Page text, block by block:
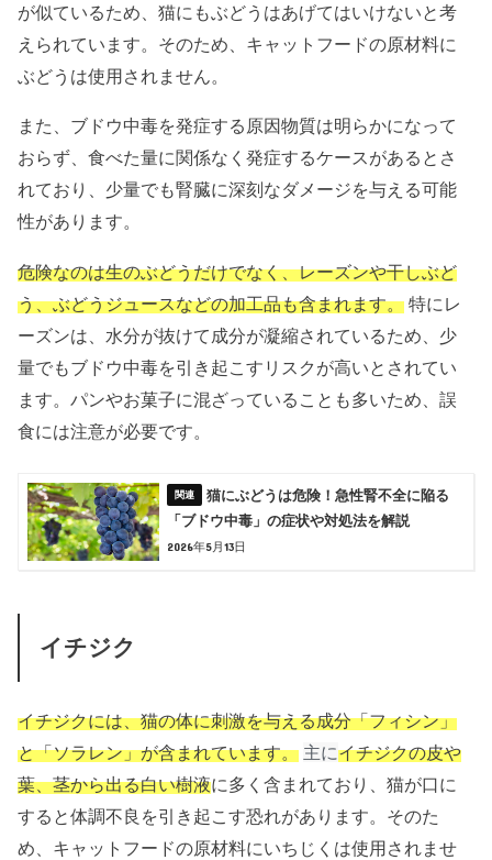
が似ているため、猫にもぶどうはあげてはいけないと考
えられています。そのため、キャットフードの原材料に
ぶどうは使用されません。
また、ブドウ中毒を発症する原因物質は明らかになって
おらず、食べた量に関係なく発症するケースがあるとさ
れており、少量でも腎臓に深刻なダメージを与える可能
性があります。
危険なのは生のぶどうだけでなく、レーズンや干しぶど
う、ぶどうジュースなどの加工品も含まれます。 特にレ
ーズンは、水分が抜けて成分が凝縮されているため、少
量でもブドウ中毒を引き起こすリスクが高いとされてい
ます。パンやお菓子に混ざっていることも多いため、誤
食には注意が必要です。
猫にぶどうは危険！急性腎不全に陥る
「ブドウ中毒」の症状や対処法を解説
2026年5月13日
イチジク
イチジクには、猫の体に刺激を与える成分「フィシン」
と「ソラレン」が含まれています。 主にイチジクの皮や
葉、茎から出る白い樹液に多く含まれており、猫が口に
すると体調不良を引き起こす恐れがあります。そのた
め、キャットフードの原材料にいちじくは使用されませ